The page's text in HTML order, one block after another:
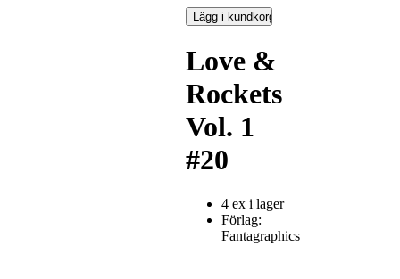
Love &
Rockets
Vol. 1
#20
4 ex i lager
Förlag:
Fantagraphics